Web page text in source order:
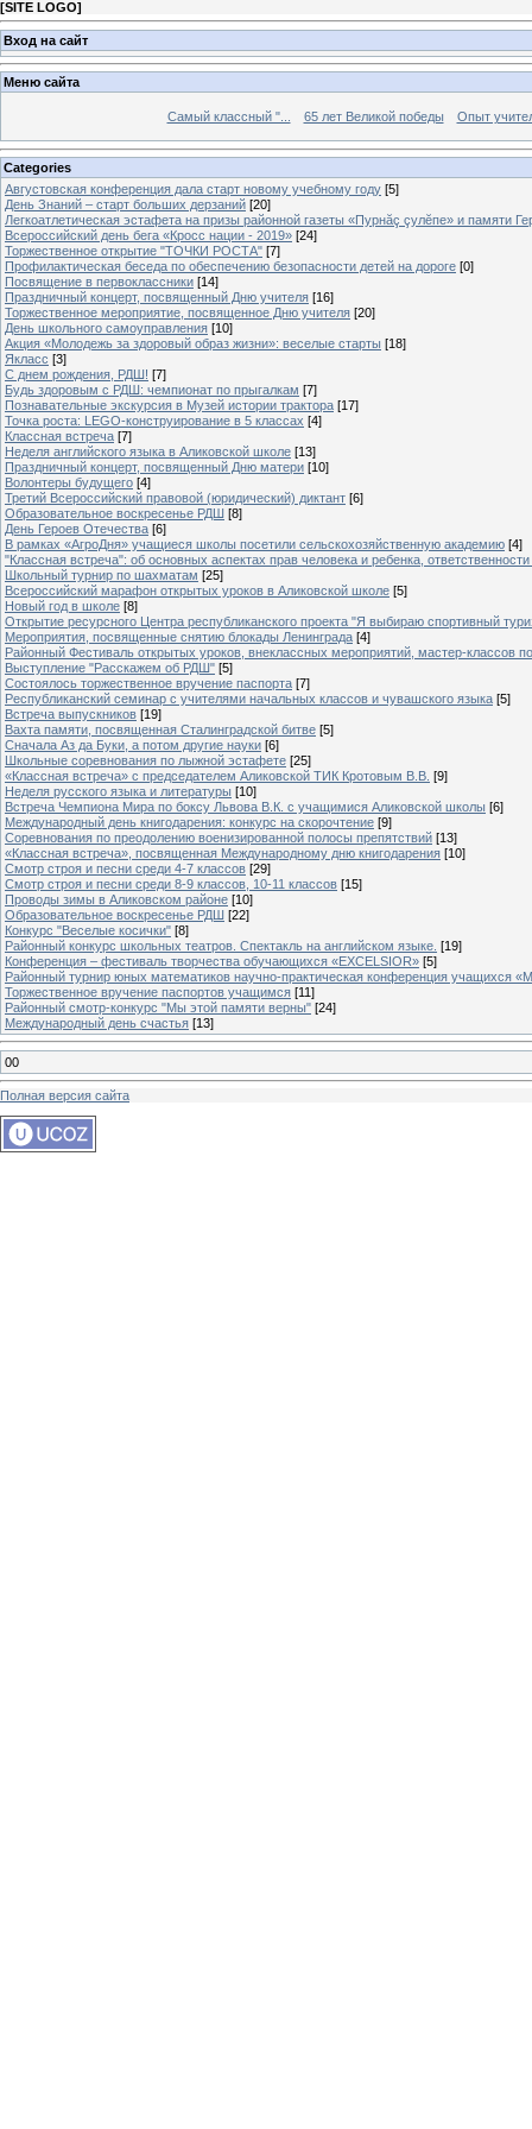
[SITE LOGO]
Вход на сайт
Меню сайта
Самый классный "... 65 лет Великой победы Опыт
Categories
Августовская конференция дала старт новому учебному году [5]
День Знаний – старт больших дерзаний [20]
Легкоатлетическая эстафета на призы районной газеты «Пурнăç çулĕпе» и памяти
Всероссийский день бега «Кросс нации - 2019» [24]
Торжественное открытие "ТОЧКИ РОСТА" [7]
Профилактическая беседа по обеспечению безопасности детей на дороге [0]
Посвящение в первоклассники [14]
Праздничный концерт, посвященный Дню учителя [16]
Торжественное мероприятие, посвященное Дню учителя [20]
День школьного самоуправления [10]
Акция «Молодежь за здоровый образ жизни»: веселые старты [18]
Якласс [3]
С днем рождения, РДШ! [7]
Будь здоровым с РДШ: чемпионат по прыгалкам [7]
Познавательные экскурсия в Музей истории трактора [17]
Точка роста: LEGO-конструирование в 5 классах [4]
Классная встреча [7]
Неделя английского языка в Аликовской школе [13]
Праздничный концерт, посвященный Дню матери [10]
Волонтеры будущего [4]
Третий Всероссийский правовой (юридический) диктант [6]
Образовательное воскресенье РДШ [8]
День Героев Отечества [6]
В рамках «АгроДня» учащиеся школы посетили сельскохозяйственную академию [4]
"Классная встреча": об основных аспектах прав человека и ребенка,
Школьный турнир по шахматам [25]
Всероссийский марафон открытых уроков в Аликовской школе [5]
Новый год в школе [8]
Открытие ресурсного Центра республиканского проекта "Я выбираю спортивный
Мероприятия, посвященные снятию блокады Ленинграда [4]
Районный Фестиваль открытых уроков, внеклассных мероприятий, мастер-классов
Выступление "Расскажем об РДШ" [5]
Состоялось торжественное вручение паспорта [7]
Республиканский семинар с учителями начальных классов и чувашского языка [5]
Встреча выпускников [19]
Вахта памяти, посвященная Сталинградской битве [5]
Сначала Аз да Буки, а потом другие науки [6]
Школьные соревнования по лыжной эстафете [25]
«Классная встреча» с председателем Аликовской ТИК Кротовым В.В. [9]
Неделя русского языка и литературы [10]
Встреча Чемпиона Мира по боксу Львова В.К. с учащимися Аликовской школы [6]
Международный день книгодарения: конкурс на скорочтение [9]
Cоревнования по преодолению военизированной полосы препятствий [13]
«Классная встреча», посвященная Международному дню книгодарения [10]
Смотр строя и песни среди 4-7 классов [29]
Смотр строя и песни среди 8-9 классов, 10-11 классов [15]
Проводы зимы в Аликовском районе [10]
Образовательное воскресенье РДШ [22]
Конкурс "Веселые косички" [8]
Районный конкурс школьных театров. Спектакль на английском языке. [19]
Конференция – фестиваль творчества обучающихся «EXCELSIOR» [5]
Районный турнир юных математиков научно-практическая конференция учащихся
Торжественное вручение паспортов учащимся [11]
Районный смотр-конкурс "Мы этой памяти верны" [24]
Международный день счастья [13]
00
Полная версия сайта